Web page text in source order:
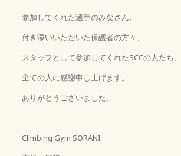
参加してくれた選手のみなさん、
付き添いいただいた保護者の方々、
スタッフとして参加してくれたSCCの人たち、
全ての人に感謝申し上げます。
ありがとうございました。
Climbing Gym SORANI